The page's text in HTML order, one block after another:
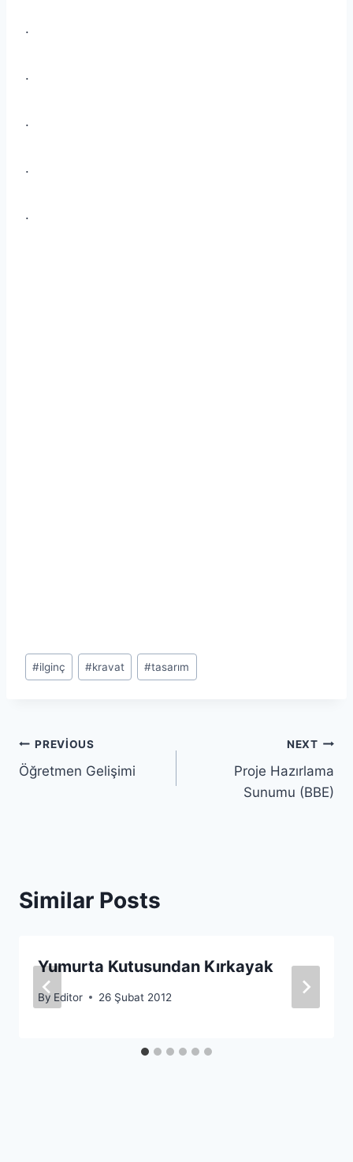
.
.
.
.
.
Post
Tags:
#ilginç #kravat #tasarım
Yazı
gezinmesi
PREVIOUS
Öğretmen Gelişimi
NEXT
Proje Hazırlama
Sunumu (BBE)
Similar Posts
Yumurta Kutusundan Kırkayak
By Editor 26 Şubat 2012